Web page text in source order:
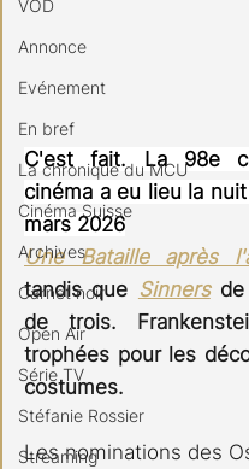
VOD
Annonce
Evénement
En bref
La chronique du MCU
Cinéma Suisse
Archives
Carnet noir
Open Air
Série TV
Stéfanie Rossier
Streaming
C'est fait. La 98e
cinéma a eu lieu la
mars 2026
Une Bataille après
tandis que Sinners
de trois.
trophées pour les
costumes.
Les nominations des